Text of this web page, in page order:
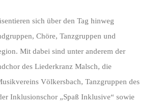
sich über den Tag hinweg
Chöre, Tanzgruppen und
Mit dabei sind unter anderem der
des Liederkranz Malsch, die
Völkersbach, Tanzgruppen des
Inklusionschor „Spaß Inklusive“ sowie